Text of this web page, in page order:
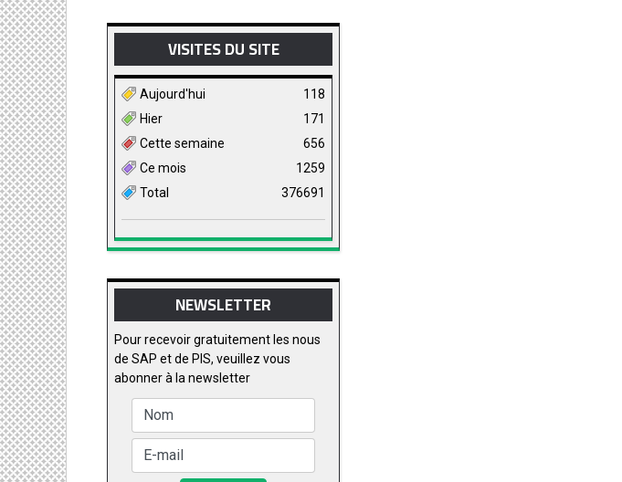
VISITES DU SITE
Aujourd'hui
118
Hier
171
Cette semaine
656
Ce mois
1259
Total
376691
NEWSLETTER
Pour recevoir gratuitement les nous
de SAP et de PIS, veuillez vous
abonner à la newsletter